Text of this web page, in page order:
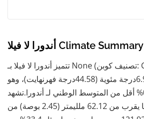
أندورا لا فيلا Climate Summary
تتميز أندورا لا فيلا بـ None (تصنيف كوبن: Cfb)، بمتوسط ​​درجة
حرارة سنوي يبلغ 6.99درجة مئوية (44.58درجة فهرنهايت)، وهو
ما يمثل حوالي -0.18% أقل من المتوسط ​​الوطني لـ أندورا.تشهد
المدينة سنويًا ما يقرب من 62.12 ملليمتر (2.45 بوصة) من